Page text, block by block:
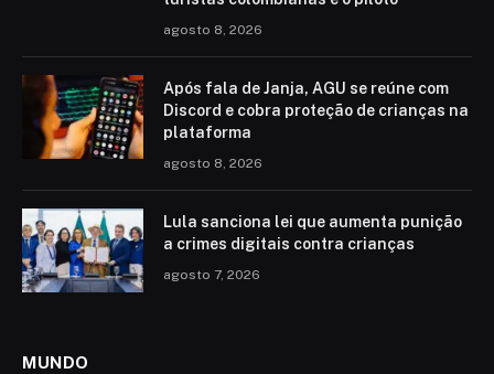
agosto 8, 2026
Após fala de Janja, AGU se reúne com
Discord e cobra proteção de crianças na
plataforma
agosto 8, 2026
Lula sanciona lei que aumenta punição
a crimes digitais contra crianças
agosto 7, 2026
MUNDO